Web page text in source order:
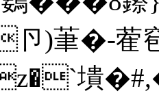
)茟�-蒮
墤�#, �